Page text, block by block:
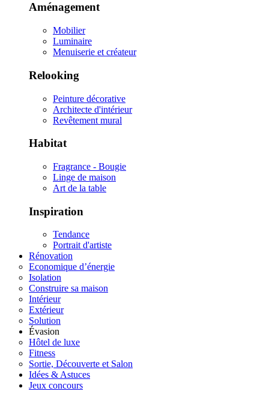
Aménagement
Mobilier
Luminaire
Menuiserie et créateur
Relooking
Peinture décorative
Architecte d'intérieur
Revêtement mural
Habitat
Fragrance - Bougie
Linge de maison
Art de la table
Inspiration
Tendance
Portrait d'artiste
Rénovation
Economique d’énergie
Isolation
Construire sa maison
Intérieur
Extérieur
Solution
Évasion
Hôtel de luxe
Fitness
Sortie, Découverte et Salon
Idées & Astuces
Jeux concours